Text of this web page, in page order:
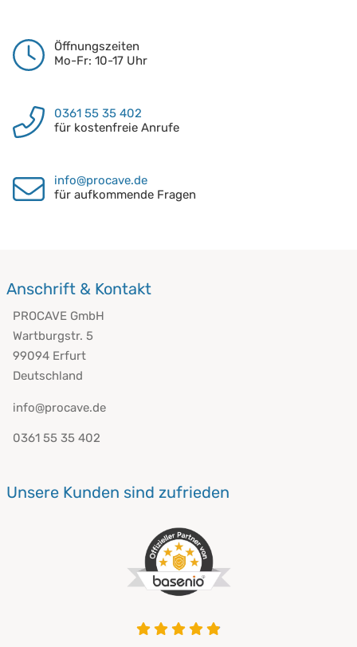
Öffnungszeiten
Mo-Fr: 10-17 Uhr
0361 55 35 402
für kostenfreie Anrufe
info@procave.de
für aufkommende Fragen
Anschrift & Kontakt
PROCAVE GmbH
Wartburgstr. 5
99094 Erfurt
Deutschland
info@procave.de
0361 55 35 402
Unsere Kunden sind zufrieden
4.9 von 5